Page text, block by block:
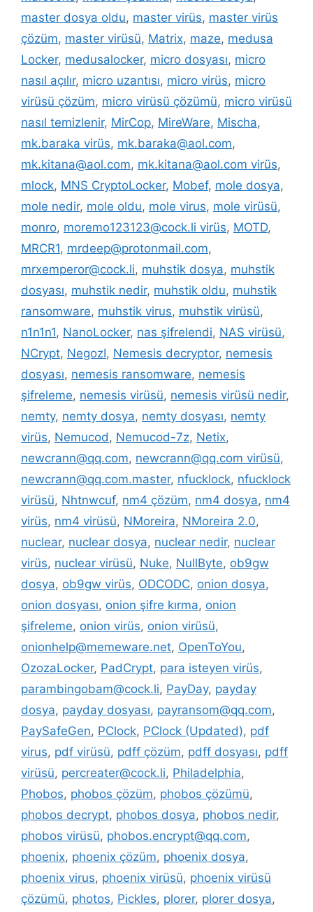
master dosya oldu, master virüs, master virüs
çözüm, master virüsü, Matrix, maze, medusa
Locker, medusalocker, micro dosyası, micro
nasıl açılır, micro uzantısı, micro virüs, micro
virüsü çözüm, micro virüsü çözümü, micro virüsü
nasıl temizlenir, MirCop, MireWare, Mischa,
mk.baraka virüs, mk.baraka@aol.com,
mk.kitana@aol.com, mk.kitana@aol.com virüs,
mlock, MNS CryptoLocker, Mobef, mole dosya,
mole nedir, mole oldu, mole virus, mole virüsü,
monro, moremo123123@cock.li virüs, MOTD,
MRCR1, mrdeep@protonmail.com,
mrxemperor@cock.li, muhstik dosya, muhstik
dosyası, muhstik nedir, muhstik oldu, muhstik
ransomware, muhstik virus, muhstik virüsü,
n1n1n1, NanoLocker, nas şifrelendi, NAS virüsü,
NCrypt, NegozI, Nemesis decryptor, nemesis
dosyası, nemesis ransomware, nemesis
şifreleme, nemesis virüsü, nemesis virüsü nedir,
nemty, nemty dosya, nemty dosyası, nemty
virüs, Nemucod, Nemucod-7z, Netix,
newcrann@qq.com, newcrann@qq.com virüsü,
newcrann@qq.com.master, nfucklock, nfucklock
virüsü, Nhtnwcuf, nm4 çözüm, nm4 dosya, nm4
virüs, nm4 virüsü, NMoreira, NMoreira 2.0,
nuclear, nuclear dosya, nuclear nedir, nuclear
virüs, nuclear virüsü, Nuke, NullByte, ob9gw
dosya, ob9gw virüs, ODCODC, onion dosya,
onion dosyası, onion şifre kırma, onion
şifreleme, onion virüs, onion virüsü,
onionhelp@memeware.net, OpenToYou,
OzozaLocker, PadCrypt, para isteyen virüs,
parambingobam@cock.li, PayDay, payday
dosya, payday dosyası, payransom@qq.com,
PaySafeGen, PClock, PClock (Updated), pdf
virus, pdf virüsü, pdff çözüm, pdff dosyası, pdff
virüsü, percreater@cock.li, Philadelphia,
Phobos, phobos çözüm, phobos çözümü,
phobos decrypt, phobos dosya, phobos nedir,
phobos virüsü, phobos.encrypt@qq.com,
phoenix, phoenix çözüm, phoenix dosya,
phoenix virus, phoenix virüsü, phoenix virüsü
çözümü, photos, Pickles, plorer, plorer dosya,